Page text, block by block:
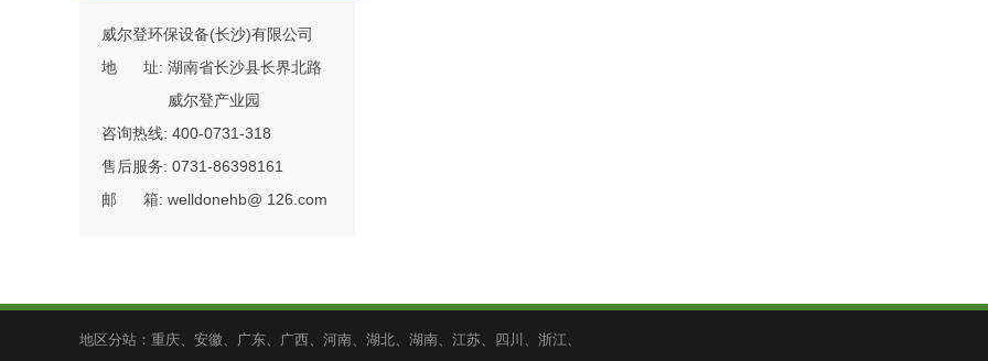
威尔登环保设备(长沙)有限公司
地 址: 湖南省长沙县长界北路
威尔登产业园
咨询热线: 400-0731-318
售后服务: 0731-86398161
邮 箱: welldonehb@ 126.com
地区分站： 重庆、 安徽、 广东、 广西、 河南、 湖北、 湖南、 江苏、 四川 、 浙江、